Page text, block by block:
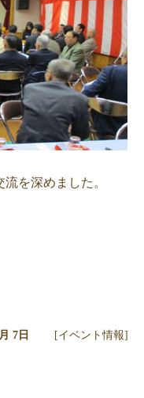
を深めました。
7日 [イベント情報]